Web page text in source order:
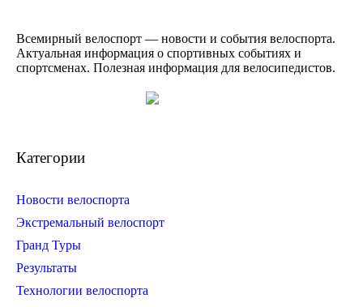
Всемирный велоспорт — новости и события велоспорта.
Актуальная информация о спортивных событиях и
спортсменах. Полезная информация для велосипедистов.
Категории
Новости велоспорта
Экстремальный велоспорт
Гранд Туры
Результаты
Технологии велоспорта